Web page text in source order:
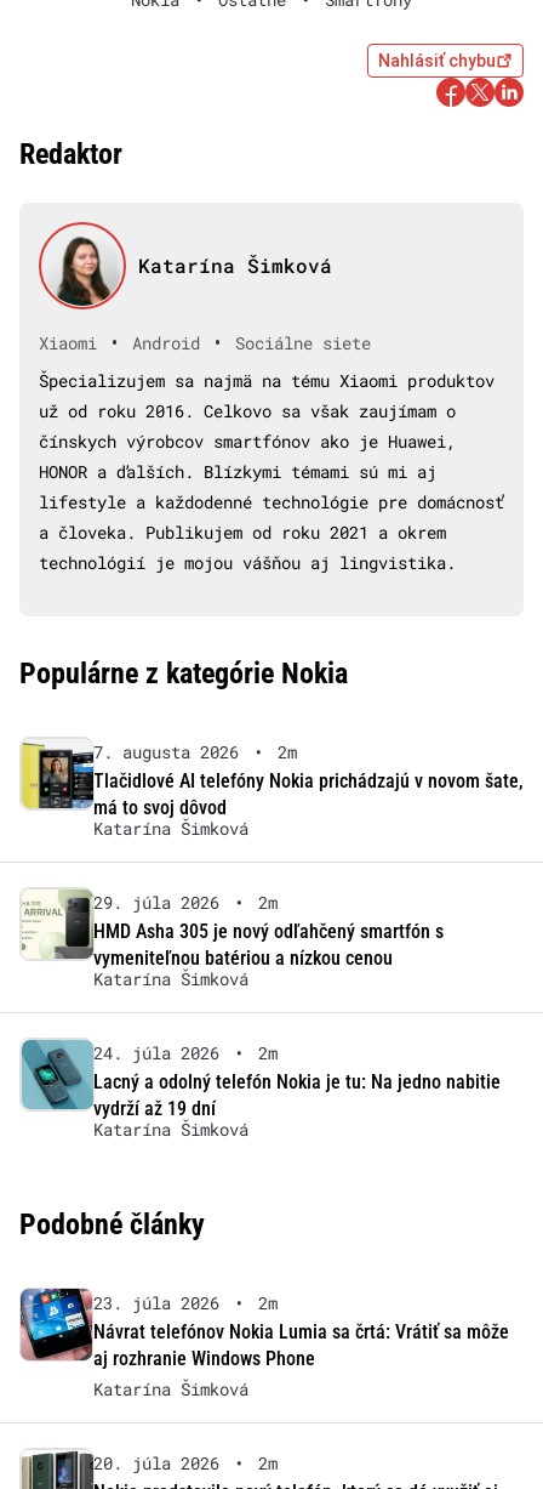
Nahlásiť chybu
Redaktor
Katarína Šimková
Xiaomi • Android •
Sociálne siete
Špecializujem sa najmä na tému Xiaomi produktov
už od roku 2016. Celkovo sa však zaujímam o
čínskych výrobcov smartfónov ako je Huawei,
HONOR a ďalších. Blízkymi témami sú mi aj
lifestyle a každodenné technológie pre domácnosť
a človeka. Publikujem od roku 2021 a okrem
technológií je mojou vášňou aj lingvistika.
Populárne z kategórie Nokia
7. augusta 2026 •
2m
Tlačidlové AI telefóny Nokia prichádzajú v novom šate,
má to svoj dôvod
Katarína Šimková
29. júla 2026 •
2m
HMD Asha 305 je nový odľahčený smartfón s
vymeniteľnou batériou a nízkou cenou
Katarína Šimková
24. júla 2026 •
2m
Lacný a odolný telefón Nokia je tu: Na jedno nabitie
vydrží až 19 dní
Katarína Šimková
Podobné články
23. júla 2026 •
2m
Návrat telefónov Nokia Lumia sa črtá: Vrátiť sa môže
aj rozhranie Windows Phone
Katarína Šimková
20. júla 2026 •
2m